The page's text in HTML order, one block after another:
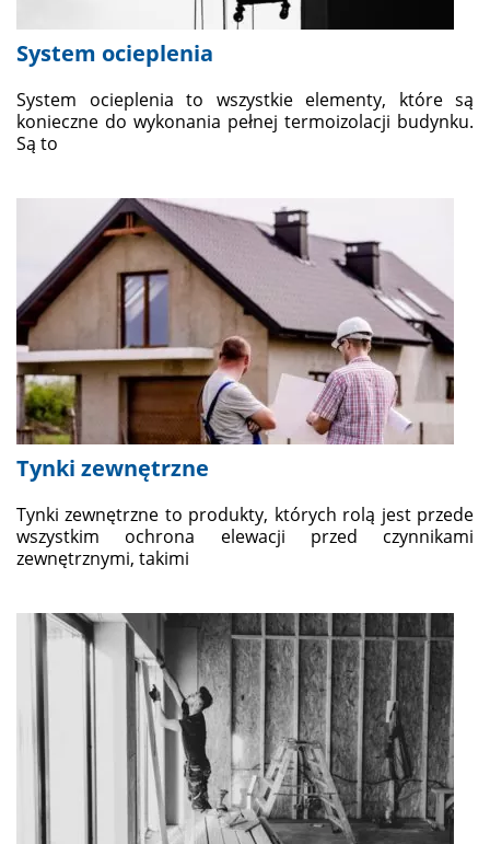
System ocieplenia
System ocieplenia to wszystkie elementy, które są
konieczne do wykonania pełnej termoizolacji budynku.
Są to
Tynki zewnętrzne
Tynki zewnętrzne to produkty, których rolą jest przede
wszystkim ochrona elewacji przed czynnikami
zewnętrznymi, takimi